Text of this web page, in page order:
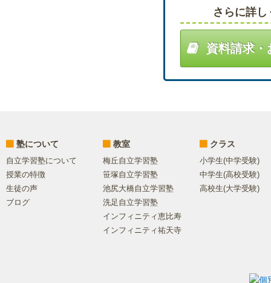
さらに詳
資料請求・
塾について
自立学習塾について
授業の特徴
生徒の声
ブログ
教室
梅丘自立学習塾
笹塚自立学習塾
池尻大橋自立学習塾
洗足自立学習塾
インフィニティ恵比寿
インフィニティ祐天寺
クラス
小学生(中学受験)
中学生(高校受験)
高校生(大学受験)